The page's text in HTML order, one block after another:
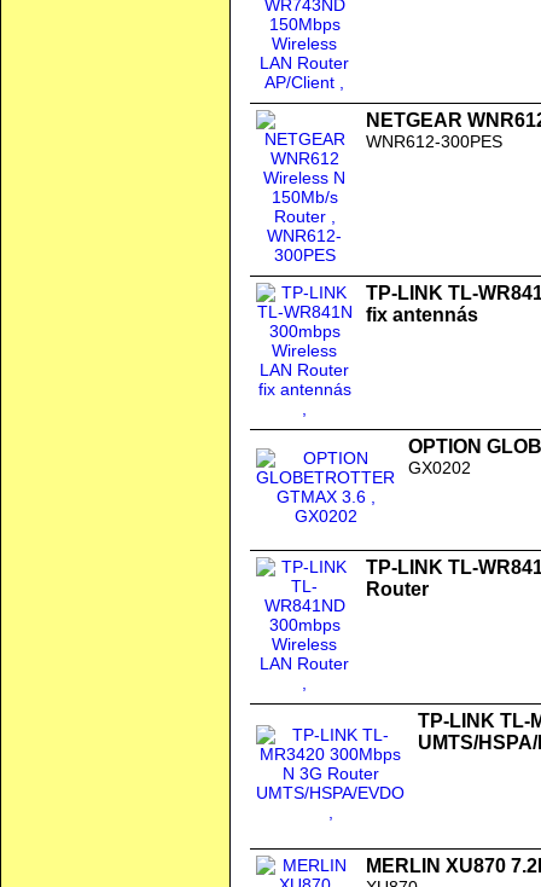
NETGEAR
WNR612-300PES
TP-LINK TL-
fix antennás
OPTION
GX0202
TP-LINK TL-
Router
TP-LINK TL-
UMTS/
MERLIN XU870